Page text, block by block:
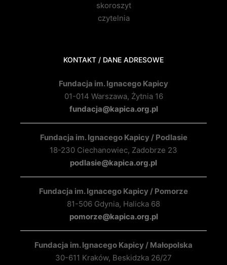
skoroszyt
czytelnia
KONTAKT / DANE ADRESOWE
Fundacja im. Ignacego Kapicy
01-014 Warszawa, Żytnia 16
fundacja@kapica.org.pl
Fundacja im. Ignacego Kapicy / Podlasie
18-230 Ciechanowiec, Zadobrze 23
podlasie@kapica.org.pl
Fundacja im. Ignacego Kapicy / Pomorze
81-506 Gdynia, Halicka 68
pomorze@kapica.org.pl
Fundacja im. Ignacego Kapicy / Małopolska
30-611 Kraków, Beskidzka 26/27